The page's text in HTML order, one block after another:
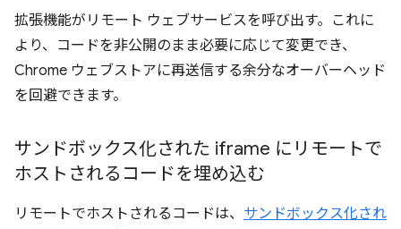
拡張機能がリモート ウェブサービスを呼び出す。これに
より、コードを非公開のまま必要に応じて変更でき、
Chrome ウェブストアに再送信する余分なオーバーヘッド
を回避できます。
サンドボックス化された iframe にリモートで
ホストされるコードを埋め込む
リモートでホストされるコードは、 サンドボックス化され